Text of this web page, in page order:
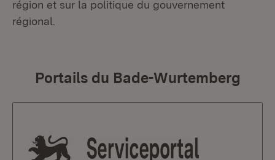
région et sur la politique du gouvernement
régional.
Portails du Bade-Wurtemberg